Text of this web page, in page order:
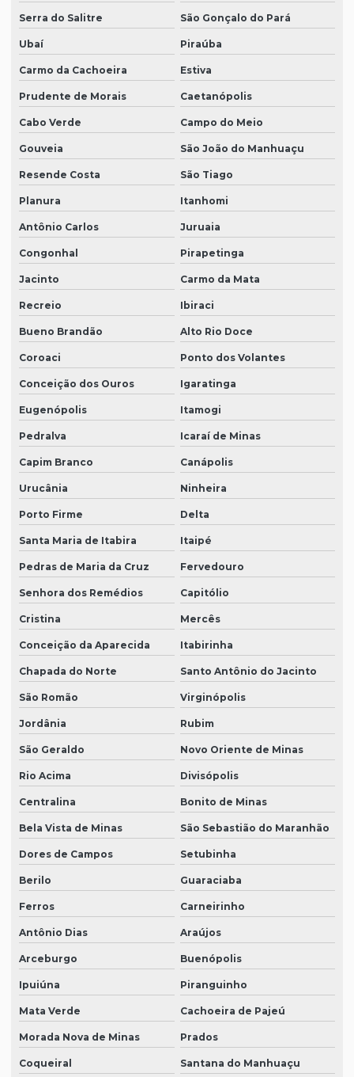
Serra do Salitre São Gonçalo do Pará
Ubaí Piraúba
Carmo da Cachoeira Estiva
Prudente de Morais Caetanópolis
Cabo Verde Campo do Meio
Gouveia São João do Manhuaçu
Resende Costa São Tiago
Planura Itanhomi
Antônio Carlos Juruaia
Congonhal Pirapetinga
Jacinto Carmo da Mata
Recreio Ibiraci
Bueno Brandão Alto Rio Doce
Coroaci Ponto dos Volantes
Conceição dos Ouros Igaratinga
Eugenópolis Itamogi
Pedralva Icaraí de Minas
Capim Branco Canápolis
Urucânia Ninheira
Porto Firme Delta
Santa Maria de Itabira Itaipé
Pedras de Maria da Cruz Fervedouro
Senhora dos Remédios Capitólio
Cristina Mercês
Conceição da Aparecida Itabirinha
Chapada do Norte Santo Antônio do Jacinto
São Romão Virginópolis
Jordânia Rubim
São Geraldo Novo Oriente de Minas
Rio Acima Divisópolis
Centralina Bonito de Minas
Bela Vista de Minas São Sebastião do Maranhão
Dores de Campos Setubinha
Berilo Guaraciaba
Ferros Carneirinho
Antônio Dias Araújos
Arceburgo Buenópolis
Ipuiúna Piranguinho
Mata Verde Cachoeira de Pajeú
Morada Nova de Minas Prados
Coqueiral Santana do Manhuaçu